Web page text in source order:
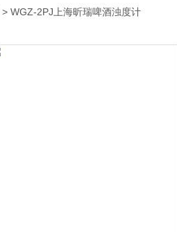
> WGZ-2PJ上海昕瑞啤酒浊度计